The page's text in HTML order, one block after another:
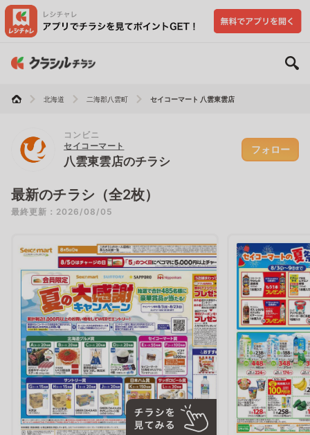
北海道 二海郡八雲町 セイコーマート 八雲東雲店
コンビニ
セイコーマート
八雲東雲店のチラシ
フォロー
最新のチラシ（全2枚）
最終更新：2026/08/05